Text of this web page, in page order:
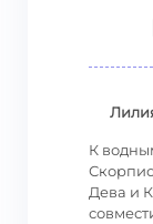
К
Дева и